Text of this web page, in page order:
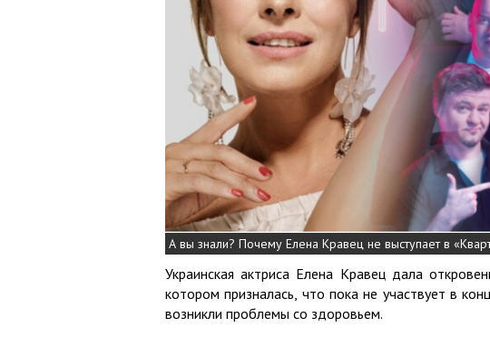
А вы знали? Почему Елена Кравец не выступает в
Украинская актриса Елена Кравец дала
котором призналась, что пока не участвует в
возникли проблемы со здоровьем.